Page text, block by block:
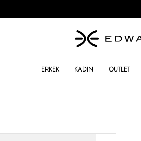
ERKEK KADIN OUTLET